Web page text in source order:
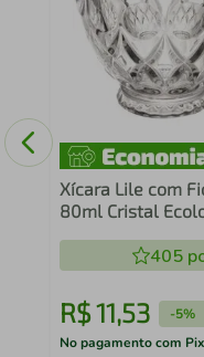
Xícara Lile com
80ml Cristal
405
R$11,53 -5%
No pagamento com Pix